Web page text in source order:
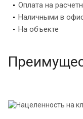
Оплата на
Наличными в
На объекте